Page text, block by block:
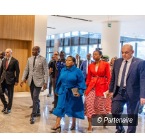
© Partenaire